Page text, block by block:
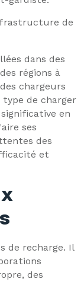
de
dans des
régions à
chargeurs
type de charger
en
ses
des
et
de recharge. Il
des